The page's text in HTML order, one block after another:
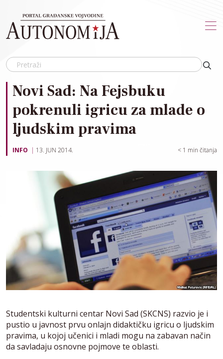
Novi Sad: Na Fejsbuku
pokrenuli igricu za mlade o
ljudskim pravima
INFO 13. JUN 2014. < 1 min čitanja
Studentski kulturni centar Novi Sad (SKCNS) razvio je i
pustio u javnost prvu onlajn didaktičku igricu o ljudskim
pravima, u kojoj učenici i mladi mogu na zabavan način
da savladaju osnovne pojmove te oblasti.